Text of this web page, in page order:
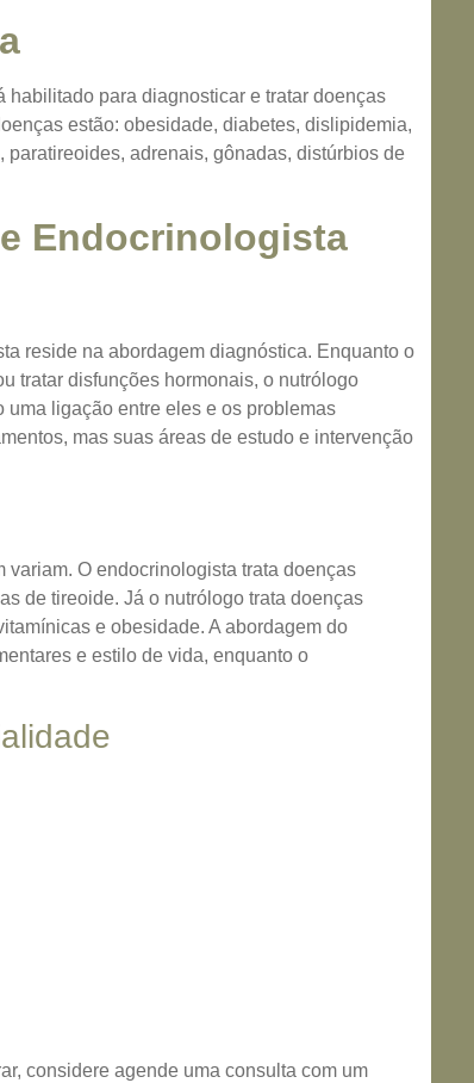
para diagnosticar e tratar doenças
estão: obesidade, diabetes, dislipidemia,
adrenais, gônadas, distúrbios de
Endocrinologista
reside na abordagem diagnóstica. Enquanto o
tratar disfunções hormonais, o nutrólogo
ligação entre eles e os problemas
mas suas áreas de estudo e intervenção
O endocrinologista trata doenças
de tireoide. Já o nutrólogo trata doenças
e obesidade. A abordagem do
e estilo de vida, enquanto o
considere agende uma consulta com um